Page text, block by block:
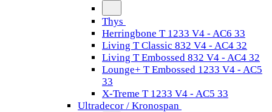
Thys
Herringbone T 1233 V4 - AC6 33
Living T Classic 832 V4 - AC4 32
Living T Embossed 832 V4 - AC4 32
Lounge+ T Embossed 1233 V4 - AC5
33
X-Treme T 1233 V4 - AC5 33
Ultradecor / Kronospan